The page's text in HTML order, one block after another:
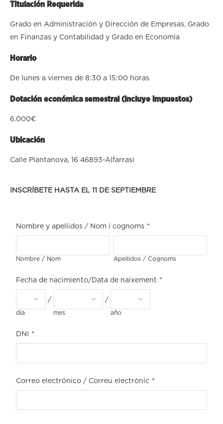
Titulación Requerida
Grado en Administración y Dirección de Empresas, Grado
en Finanzas y Contabilidad y Grado en Economía
Horario
De lunes a viernes de 8:30 a 15:00 horas
Dotación económica semestral (incluye impuestos)
6.000€
Ubicación
Calle Plantanova, 16 46893-Alfarrasi
INSCRÍBETE HASTA EL 11 DE SEPTIEMBRE
Nombre y apellidos / Nom i cognoms *
Nombre / Nom Apellidos / Cognoms
Fecha de nacimiento/Data de naixement *
día
/
mes
/
año
DNI *
Correo electrónico / Correu electrònic *